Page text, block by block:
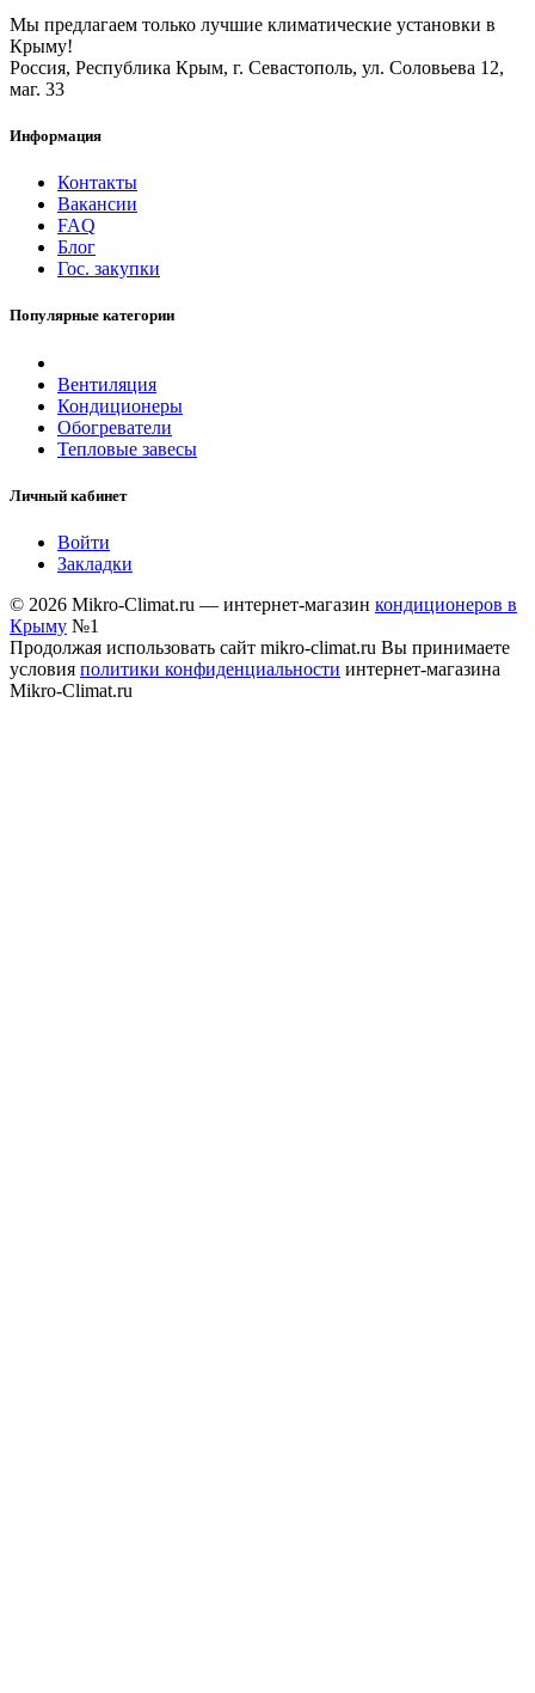
Мы предлагаем только лучшие климатические установки в
Крыму!
Россия, Республика Крым, г. Севастополь, ул. Соловьева 12,
маг. 33
Информация
Контакты
Вакансии
FAQ
Блог
Гос. закупки
Популярные категории
Вентиляция
Кондиционеры
Обогреватели
Тепловые завесы
Личный кабинет
Войти
Закладки
© 2026 Mikro-Climat.ru — интернет-магазин кондиционеров в
Крыму №1
Продолжая использовать сайт mikro-climat.ru Вы принимаете
условия политики конфиденциальности интернет-магазина
Mikro-Climat.ru